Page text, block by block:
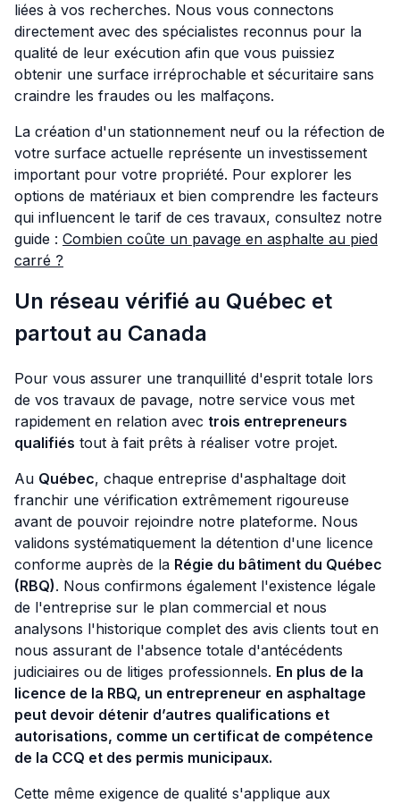
liées à vos recherches. Nous vous connectons
directement avec des spécialistes reconnus pour la
qualité de leur exécution afin que vous puissiez
obtenir une surface irréprochable et sécuritaire sans
craindre les fraudes ou les malfaçons.
La création d'un stationnement neuf ou la réfection de
votre surface actuelle représente un investissement
important pour votre propriété. Pour explorer les
options de matériaux et bien comprendre les facteurs
qui influencent le tarif de ces travaux, consultez notre
guide : Combien coûte un pavage en asphalte au pied
carré ?
Un réseau vérifié au Québec et
partout au Canada
Pour vous assurer une tranquillité d'esprit totale lors
de vos travaux de pavage, notre service vous met
rapidement en relation avec trois entrepreneurs
qualifiés tout à fait prêts à réaliser votre projet.
Au Québec, chaque entreprise d'asphaltage doit
franchir une vérification extrêmement rigoureuse
avant de pouvoir rejoindre notre plateforme. Nous
validons systématiquement la détention d'une licence
conforme auprès de la Régie du bâtiment du Québec
(RBQ). Nous confirmons également l'existence légale
de l'entreprise sur le plan commercial et nous
analysons l'historique complet des avis clients tout en
nous assurant de l'absence totale d'antécédents
judiciaires ou de litiges professionnels. En plus de la
licence de la RBQ, un entrepreneur en asphaltage
peut devoir détenir d’autres qualifications et
autorisations, comme un certificat de compétence
de la CCQ et des permis municipaux.
Cette même exigence de qualité s'applique aux